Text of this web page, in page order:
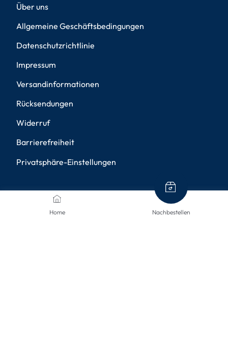
Home Nachbestellen
Über uns
Allgemeine Geschäftsbedingungen
Datenschutzrichtlinie
Impressum
Versandinformationen
Rücksendungen
Widerruf
Barrierefreiheit
Privatsphäre-Einstellungen
ZAHLUNGSMETHODEN